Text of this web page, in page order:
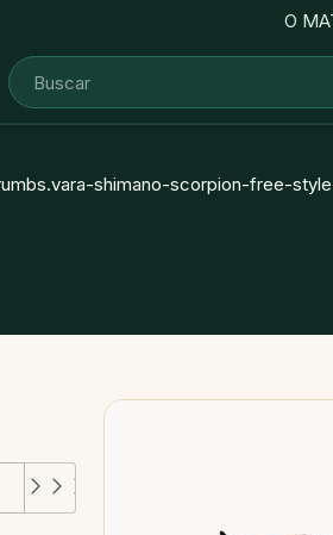
O
shimano-scorpion-free-